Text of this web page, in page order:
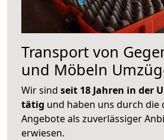
Transport von
und Möbeln
Wir sind seit 18 Jahren in der
tätig und haben uns durch die
Angebote als zuverlässiger
erwiesen.